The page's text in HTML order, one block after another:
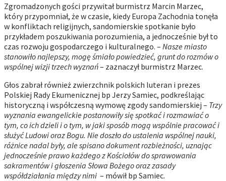
Zgromadzonych gości przywitał burmistrz Marcin Marzec,
który przypomniał, że w czasie, kiedy Europa Zachodnia tonęła
w konfliktach religijnych, sandomierskie spotkanie było
przykładem poszukiwania porozumienia, a jednocześnie był to
czas rozwoju gospodarczego i kulturalnego. – Nasze miasto
stanowiło najlepszy, mogę śmiało powiedzieć, grunt do rozmów o
wspólnej wizji trzech wyznań– zaznaczył burmistrz Marzec.
Głos zabrał również zwierzchnik polskich luteran i prezes
Polskiej Rady Ekumenicznej bp Jerzy Samiec, podkreślając
historyczną i współczesną wymowę zgody sandomierskiej – Trzy
wyznania ewangelickie postanowiły się spotkać i rozmawiać o
tym, co ich dzieli i o tym, w jaki sposób mogą wspólnie pracować i
służyć Ludowi oraz Bogu. Nie doszło do ustalenia wspólnej nauki,
różnice nadal były, ale spisano dokument rozbieżności, uznając
jednocześnie prawo każdego z Kościołów do sprawowania
sakramentów i głoszenia Słowa Bożego oraz zasady
współdziałania między nimi – mówił bp Samiec.